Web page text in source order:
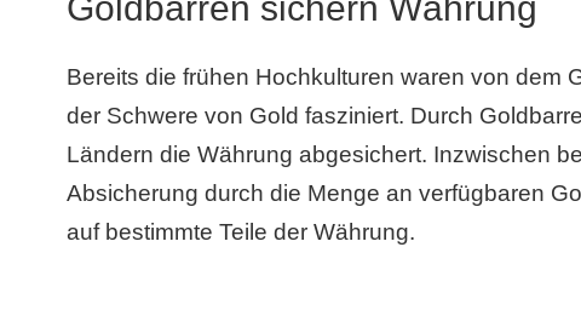
Bereits die frühen Hochkulturen waren von dem
der Schwere von Gold fasziniert. Durch
Ländern die Währung abgesichert. Inzwischen
Absicherung durch die Menge an verfügbaren
auf bestimmte Teile der Währung.